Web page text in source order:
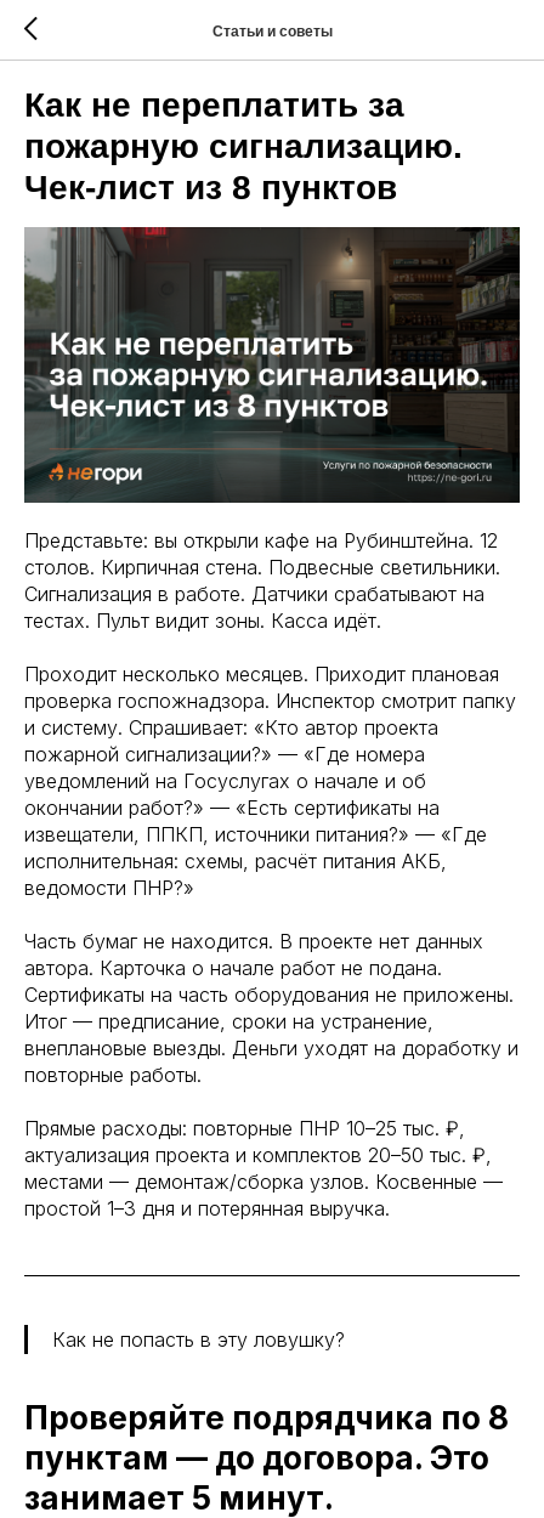
Статьи и советы
Как не переплатить за
пожарную сигнализацию.
Чек-лист из 8 пунктов
Представьте: вы открыли кафе на Рубинштейна. 12
столов. Кирпичная стена. Подвесные светильники.
Сигнализация в работе. Датчики срабатывают на
тестах. Пульт видит зоны. Касса идёт.
Проходит несколько месяцев. Приходит плановая
проверка госпожнадзора. Инспектор смотрит папку
и систему. Спрашивает: «Кто автор проекта
пожарной сигнализации?» — «Где номера
уведомлений на Госуслугах о начале и об
окончании работ?» — «Есть сертификаты на
извещатели, ППКП, источники питания?» — «Где
исполнительная: схемы, расчёт питания АКБ,
ведомости ПНР?»
Часть бумаг не находится. В проекте нет данных
автора. Карточка о начале работ не подана.
Сертификаты на часть оборудования не приложены.
Итог — предписание, сроки на устранение,
внеплановые выезды. Деньги уходят на доработку и
повторные работы.
Прямые расходы: повторные ПНР 10–25 тыс. ₽,
актуализация проекта и комплектов 20–50 тыс. ₽,
местами — демонтаж/сборка узлов. Косвенные —
простой 1–3 дня и потерянная выручка.
Как не попасть в эту ловушку?
Проверяйте подрядчика по 8
пунктам — до договора. Это
занимает 5 минут.